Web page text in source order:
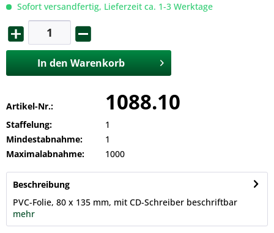
Sofort versandfertig, Lieferzeit ca. 1-3 Werktage
In den Warenkorb
Artikel-Nr.: 1088.10
Staffelung:
1
Mindestabnahme:
1
Maximalabnahme:
1000
Beschreibung
PVC-Folie, 80 x 135 mm, mit CD-Schreiber beschriftbar
mehr